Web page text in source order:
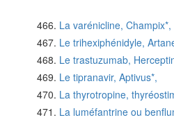
La varénicline, Champix*,
Le trihexiphénidyle,
Le trastuzumab,
Le tipranavir, Aptivus*,
La thyrotropine,
La luméfantrine ou